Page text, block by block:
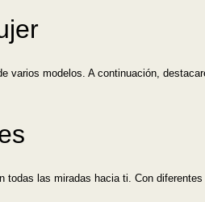
varios modelos. A continuación,
las miradas hacia ti. Con